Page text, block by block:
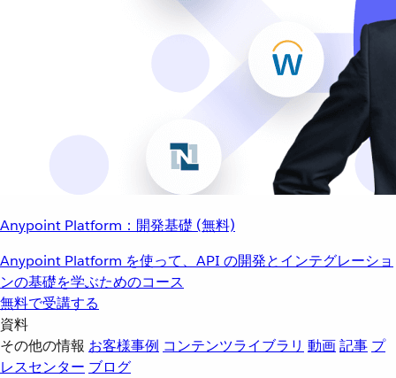
Anypoint Platform：開発基礎 (無料)
Anypoint Platform を使って、API の開発とインテグレーショ
ンの基礎を学ぶためのコース
無料で受講する
資料
その他の情報 お客様事例 コンテンツライブラリ 動画記事 プ
レスセンター ブログ